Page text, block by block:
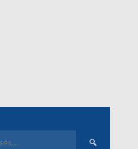
Keresés: